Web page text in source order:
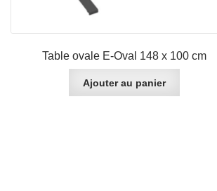
Table ovale E-Oval 148 x 100 cm
Ajouter au panier